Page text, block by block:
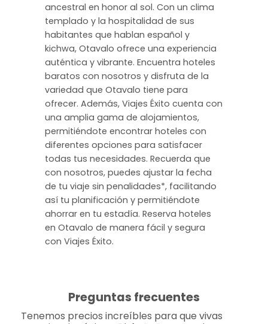
ancestral en honor al sol. Con un clima
templado y la hospitalidad de sus
habitantes que hablan español y
kichwa, Otavalo ofrece una experiencia
auténtica y vibrante. Encuentra hoteles
baratos con nosotros y disfruta de la
variedad que Otavalo tiene para
ofrecer. Además, Viajes Éxito cuenta con
una amplia gama de alojamientos,
permitiéndote encontrar hoteles con
diferentes opciones para satisfacer
todas tus necesidades. Recuerda que
con nosotros, puedes ajustar la fecha
de tu viaje sin penalidades*, facilitando
así tu planificación y permitiéndote
ahorrar en tu estadía. Reserva hoteles
en Otavalo de manera fácil y segura
con Viajes Éxito.
Preguntas frecuentes
Tenemos precios increíbles para que vivas